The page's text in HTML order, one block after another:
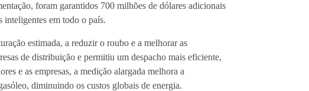
foram garantidos 700 milhões de dólares adicionais
inteligentes em todo o país.
estimada, a reduzir o roubo e a melhorar as
de distribuição e permitiu um despacho mais eficiente,
e as empresas, a medição alargada melhora a
diminuindo os custos globais de energia.